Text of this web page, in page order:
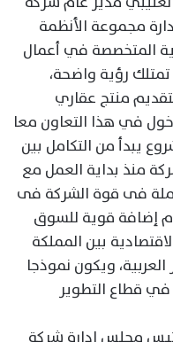
مجموعة الأنظمة
المتخصصة في أعمال
تمتلك رؤية واضحة،
منتج عقاري
في هذا التعاون معا
يبدأ من التكامل بين
منذ بداية العمل مع
فى قوة الشركة فى
إضافة قوية للسوق
بين المملكة
ويكون نموذجا
في قطاع التطوير